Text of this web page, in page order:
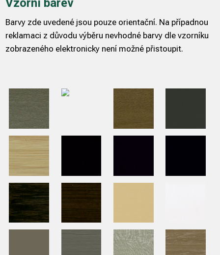
Vzorní barev
Barvy zde uvedené jsou pouze orientační. Na případnou
reklamaci z důvodu výběru nevhodné barvy dle vzorníku
zobrazeného elektronicky není možné přistoupit.